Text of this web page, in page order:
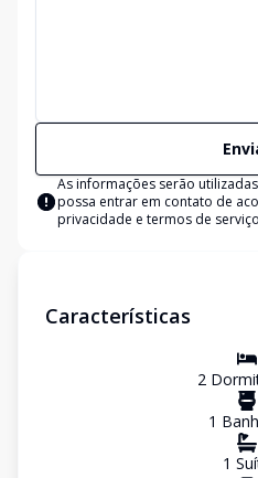
As informações serão
possa entrar em contato de
privacidade e termos de serviço
Características
2
1
1